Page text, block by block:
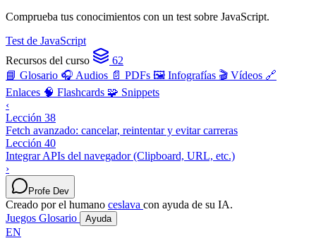
Comprueba tus conocimientos con un test sobre JavaScript.
Test de JavaScript
Recursos del curso
62
📘 Glosario 🎧 Audios 📄 PDFs 🖼️ Infografías 🎬 Vídeos 🔗
Enlaces 🧠 Flashcards 🧩 Snippets
‹
Lección 38
Fetch avanzado: cancelar, reintentar y evitar carreras
Lección 40
Integrar APIs del navegador (Clipboard, URL, etc.)
›
Profe Dev
Creado por el humano ceslava con ayuda de su IA.
Juegos Glosario Ayuda
EN